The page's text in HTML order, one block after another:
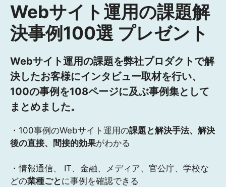
Webサイト運用の課題解
決事例100選 プレゼント
Webサイト運用の課題を弊社プロダクトで解
決したお客様にインタビュー取材を行い、
100の事例を108ページに及ぶ事例集として
まとめました。
・100事例のWebサイト運用の課題と解決手法、解決
後の直接、間接的効果がわかる
・情報通信、 IT、金融、メディア、官公庁、学校な
どの業種ごと に事例を確認できる